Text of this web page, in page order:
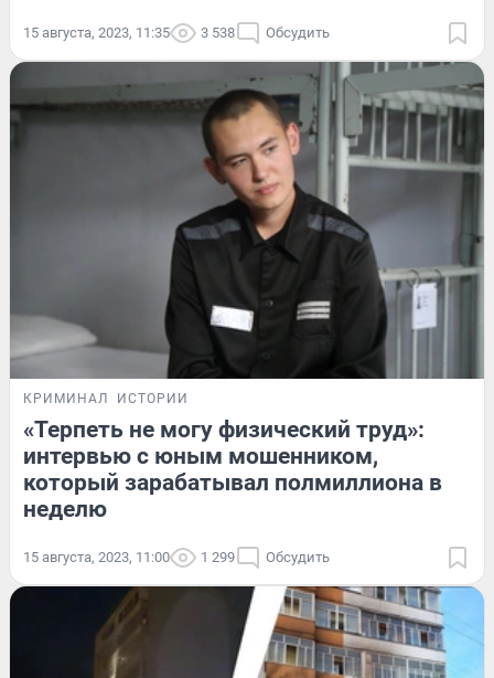
15 августа, 2023, 11:35 3 538 Обсудить
КРИМИНАЛ ИСТОРИИ
«Терпеть не могу физический труд»:
интервью с юным мошенником,
который зарабатывал полмиллиона в
неделю
15 августа, 2023, 11:00 1 299 Обсудить